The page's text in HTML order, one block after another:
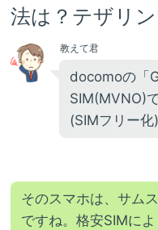
法は？テザリ
教えて君
docomoの「
SIM(MVNO)
(SIMフリー化
そのスマホは、サム
ですね。格安SIMに